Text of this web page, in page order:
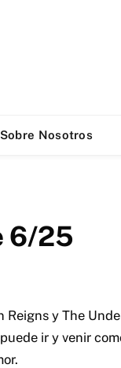
Sobre Nosotros
6/25
Reigns y The
ir y venir